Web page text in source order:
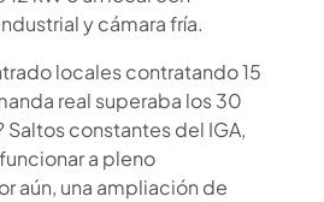
y cámara fría.
locales contratando 15
real superaba los 30
Saltos constantes del IGA,
a pleno
aún, una ampliación de